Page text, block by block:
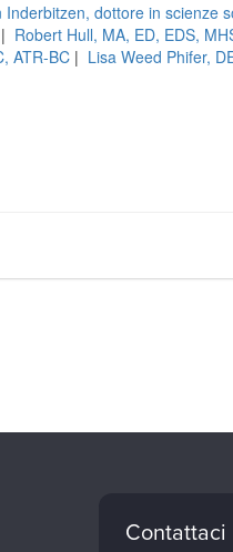
Inderbitzen, dottore in scienze
| Robert Hull, MA, ED, EDS,
ATR-BC | Lisa Weed Phifer,
Contattaci